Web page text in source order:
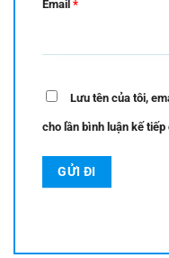
Email *
Lưu tên của tôi,
cho lần bình luận kế tiếp